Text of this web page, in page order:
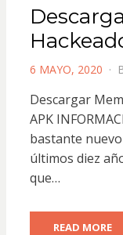
POSTED
6 MAYO, 2020
Descargar
APK
bastante
últimos diez
que…
READ MORE